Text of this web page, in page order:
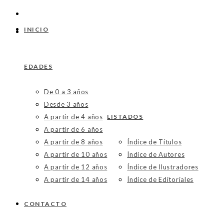
INICIO
EDADES
De 0 a 3 años
Desde 3 años
A partir de 4 años
A partir de 6 años
A partir de 8 años
A partir de 10 años
A partir de 12 años
A partir de 14 años
LISTADOS
Índice de Títulos
Índice de Autores
Índice de Ilustradores
Índice de Editoriales
CONTACTO